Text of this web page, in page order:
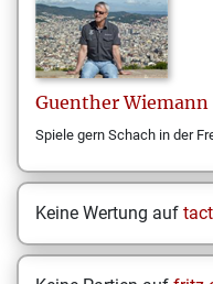
Guenther Wiemann
Spiele gern Schach in der
Keine Wertung auf